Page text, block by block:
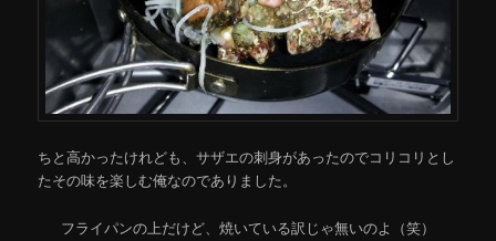
ちと高かったけれども、サザエの刺身があったのでコリコリとし
たその味を楽しむ俺なのでありました。
フライパンの上だけど、焼いている訳じゃ無いのよ（笑）